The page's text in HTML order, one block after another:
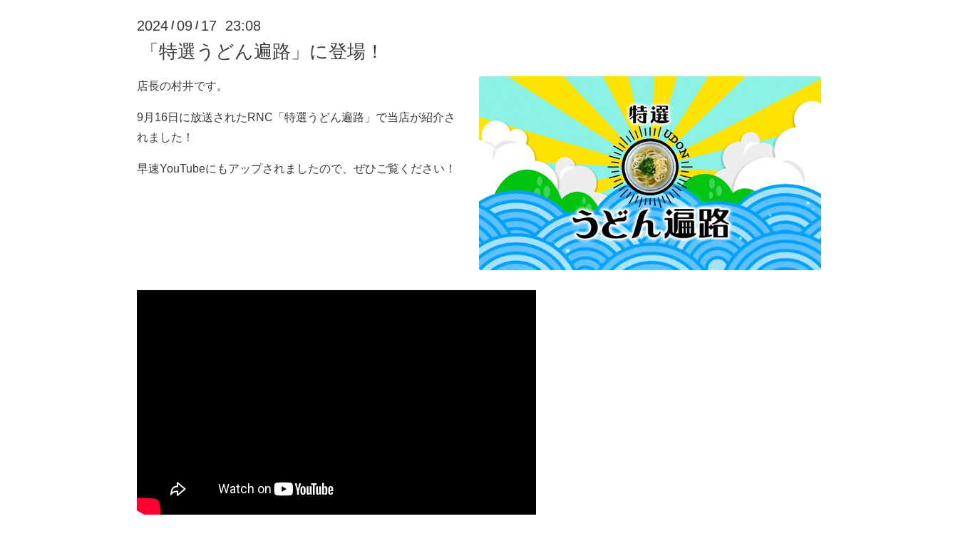
2024 / 09 / 17 23:08
「特選うどん遍路」に登場！
店長の村井です。
9月16日に放送されたRNC「特選うどん遍路」で当店が紹介さ
れました！
早速YouTubeにもアップされましたので、ぜひご覧ください！